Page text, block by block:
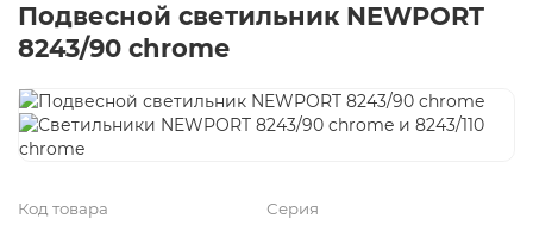
Композиции светильников
Подвесной светильник NEWPORT
8243/90 chrome
Код товара Серия